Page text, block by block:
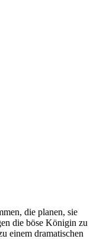
die planen, sie
die böse Königin zu
einem dramatischen